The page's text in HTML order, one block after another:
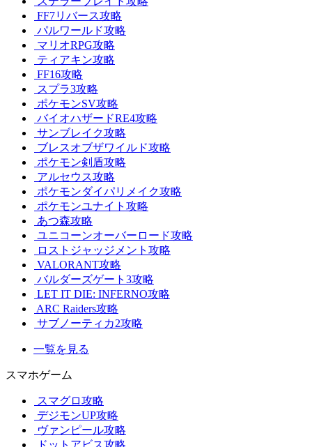
FF7リバース攻略
パルワールド攻略
マリオRPG攻略
ティアキン攻略
FF16攻略
スプラ3攻略
ポケモンSV攻略
バイオハザードRE4攻略
サンブレイク攻略
ブレスオブザワイルド攻略
ポケモン剣盾攻略
アルセウス攻略
ポケモンダイパリメイク攻略
ポケモンユナイト攻略
あつ森攻略
ユニコーンオーバーロード攻略
ロストジャッジメント攻略
VALORANT攻略
バルダーズゲート3攻略
LET IT DIE: INFERNO攻略
ARC Raiders攻略
サブノーティカ2攻略
一覧を見る
スマホゲーム
スマグロ攻略
デジモンUP攻略
ヴァンピール攻略
ドットアビス攻略